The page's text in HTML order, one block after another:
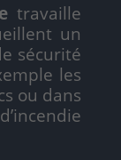
travaille
un
sécurité
les
ou dans